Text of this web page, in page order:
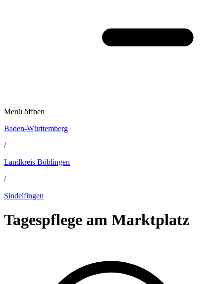
Menü öffnen
Baden-Württemberg
/
Landkreis Böblingen
/
Sindelfingen
Tagespflege am Marktplatz